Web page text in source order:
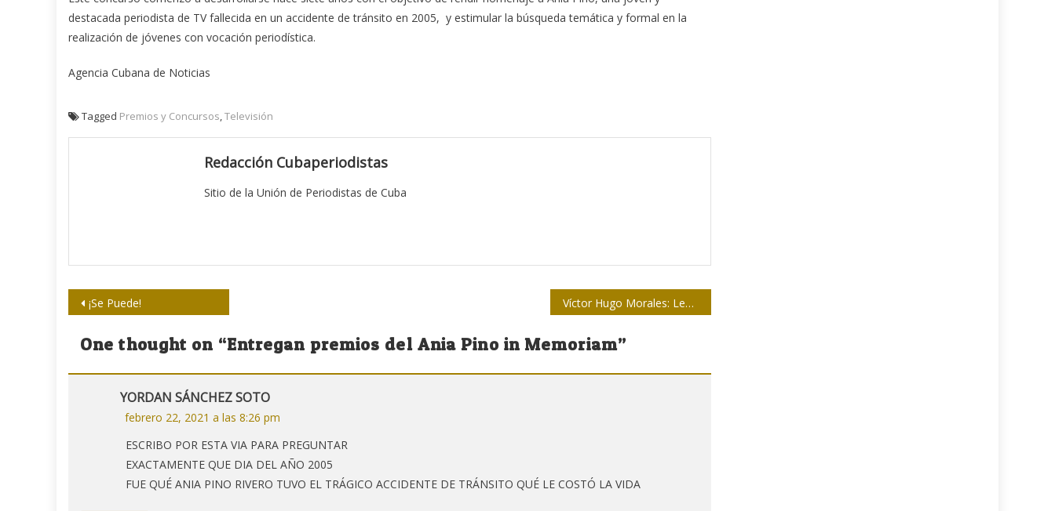
destacada periodista de TV fallecida en un accidente de tránsito en 2005, y estimular la búsqueda temática y formal en la
realización de jóvenes con vocación periodística.
Agencia Cubana de Noticias
Tagged Premios y Concursos,Televisión
Redacción Cubaperiodistas
Sitio de la Unión de Periodistas de Cuba
Navegación
de
¡Se Puede! Víctor Hugo Morales: Ley de medios en Argentina intentó parir poder
One thought on “Entregan premios del Ania Pino in Memoriam”
YORDAN SÁNCHEZ SOTO
febrero 22, 2021 a las 8:26 pm
ESCRIBO POR ESTA VIA PARA PREGUNTAR
EXACTAMENTE QUE DIA DEL AÑO 2005
FUE QUÉ ANIA PINO RIVERO TUVO EL TRÁGICO ACCIDENTE DE TRÁNSITO QUÉ LE COSTÓ LA VIDA